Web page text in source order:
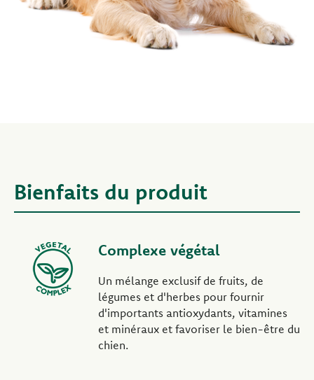
Bienfaits du produit
Complexe végétal
Un mélange exclusif de fruits, de
légumes et d'herbes pour fournir
d'importants antioxydants, vitamines
et minéraux et favoriser le bien-être du
chien.